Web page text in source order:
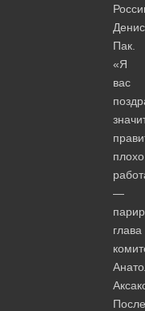
Денис
Пак.
«Я
вас
плохо
—
глава
После